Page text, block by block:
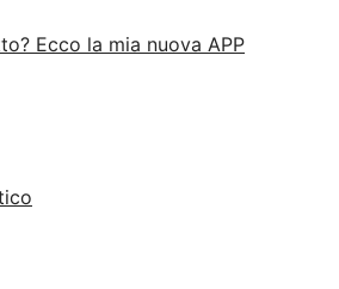
Ecco la mia nuova APP